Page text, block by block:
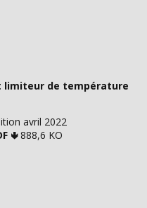
limiteur de température
avril 2022
🢃888,6 KO